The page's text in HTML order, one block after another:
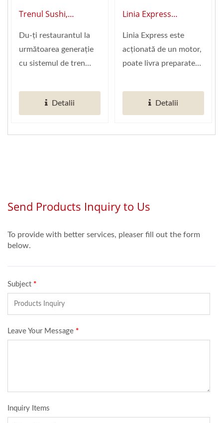
Alimentelor
Shinkansen (Tren
Sushi)
Trenul Sushi,
Global De
Automatizare A
Du-ți restaurantul la
următoarea generație
cu sistemul de tren
sushi...
Detalii
Linia Express
Linia Express
Curea) (Furnizor
Global De
Automatizare
Restaurante)
Linia Express este
acționată de un motor,
poate livra preparate
desemnate.
Detalii